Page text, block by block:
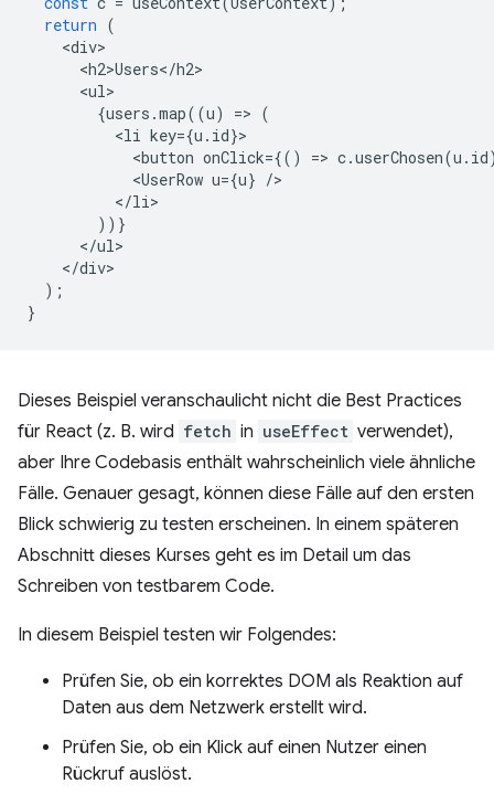
return (
<div
<h2>Users</h2
<ul
{users .map((u) => (
<li key={u . id}
<button onClick={() => c.userChosen(u . id
<UserRow u={u} /
</li
))}
</ul
</div
);
}
Dieses Beispiel veranschaulicht nicht die Best Practices
für React (z. B. wird fetch in useEffect verwendet),
aber Ihre Codebasis enthält wahrscheinlich viele ähnliche
Fälle. Genauer gesagt, können diese Fälle auf den ersten
Blick schwierig zu testen erscheinen. In einem späteren
Abschnitt dieses Kurses geht es im Detail um das
Schreiben von testbarem Code.
In diesem Beispiel testen wir Folgendes:
Prüfen Sie, ob ein korrektes DOM als Reaktion auf
Daten aus dem Netzwerk erstellt wird.
Prüfen Sie, ob ein Klick auf einen Nutzer einen
Rückruf auslöst.